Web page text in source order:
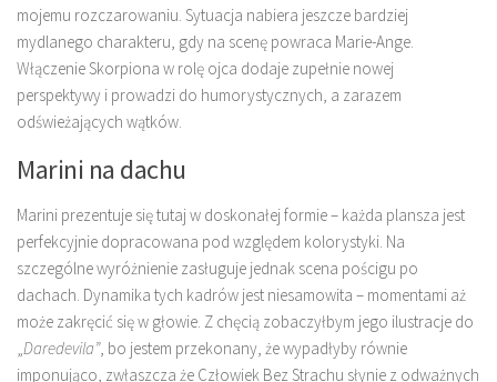
mojemu rozczarowaniu. Sytuacja nabiera jeszcze bardziej
mydlanego charakteru, gdy na scenę powraca Marie-Ange.
Włączenie Skorpiona w rolę ojca dodaje zupełnie nowej
perspektywy i prowadzi do humorystycznych, a zarazem
odświeżających wątków.
Marini na dachu
Marini prezentuje się tutaj w doskonałej formie – każda plansza jest
perfekcyjnie dopracowana pod względem kolorystyki. Na
szczególne wyróżnienie zasługuje jednak scena pościgu po
dachach. Dynamika tych kadrów jest niesamowita – momentami aż
może zakręcić się w głowie. Z chęcią zobaczyłbym jego ilustracje do
„Daredevila”, bo jestem przekonany, że wypadłyby równie
imponująco, zwłaszcza że Człowiek Bez Strachu słynie z odważnych